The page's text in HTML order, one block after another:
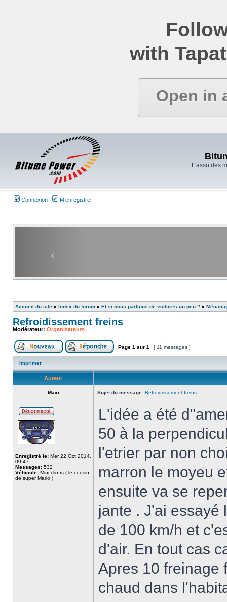
with
Open in
L'asso des
Connexion M’enregistrer
Accueil du site » Index du forum » Et si nous parlions de voitures un peu ? »
Refroidissement freins
Modérateur: Organisateurs
Page 1 sur 1 [ 11 messages ]
Imprimer
Auteur
Maxi Sujet du message: Refroidissement freins
Enregistré le: Mer 22 Oct 2014,
09:47
Messages: 532
Véhicule: Mini clio rs ( le cousin
de super Mario )
L'idée a été
50 à la
l'etrier par non
marron le moyeu
ensuite va se
jante . J'ai essayé
de 100 km/h et
d'air. En tout cas
Apres 10 freinage
chaud dans